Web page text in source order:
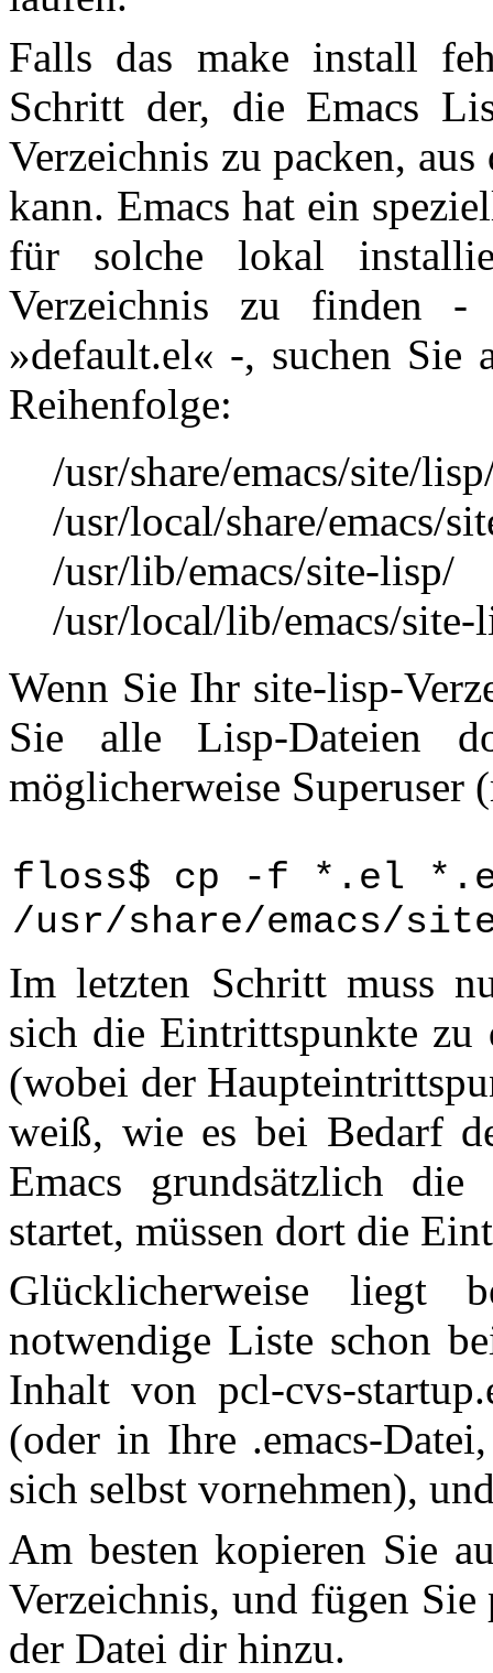
Falls das make install
Schritt der, die Emacs
Verzeichnis zu packen,
kann. Emacs hat ein
für solche lokal
Verzeichnis zu finden -
»default.el« -, suchen Sie
Reihenfolge:
/usr/share/emacs/site/
/usr/local/share/emacs/
/usr/lib/emacs/site-lisp/
/usr/local/lib/emacs/site-
Wenn Sie Ihr site-lisp-
Sie alle Lisp-Dateien
möglicherweise Superuser
floss$ cp -f *.el
/usr/share/emacs/
Im letzten Schritt muss
sich die Eintrittspunkte zu
(wobei der
weiß, wie es bei Bedarf
Emacs grundsätzlich
startet, müssen dort die
Glücklicherweise liegt
notwendige Liste schon
Inhalt von pcl-cvs-
(oder in Ihre .emacs-
sich selbst vornehmen),
Am besten kopieren Sie
Verzeichnis, und fügen
der Datei dir hinzu.